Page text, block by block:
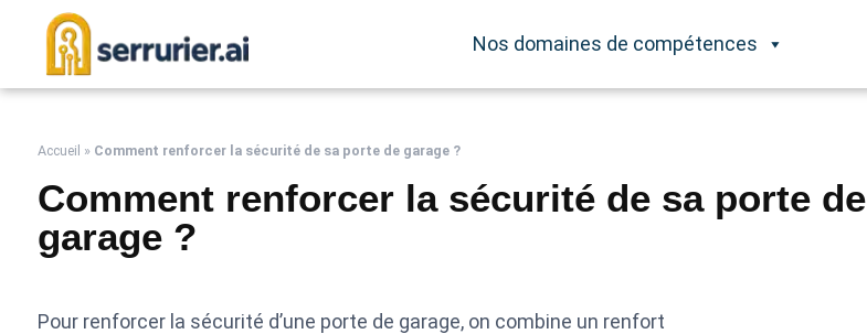
Nos domaines de compétences
Accueil » Comment renforcer la sécurité de sa porte de garage ?
Comment renforcer la sécurité de sa porte de
garage ?
Pour renforcer la sécurité d’une porte de garage, on combine un renfort